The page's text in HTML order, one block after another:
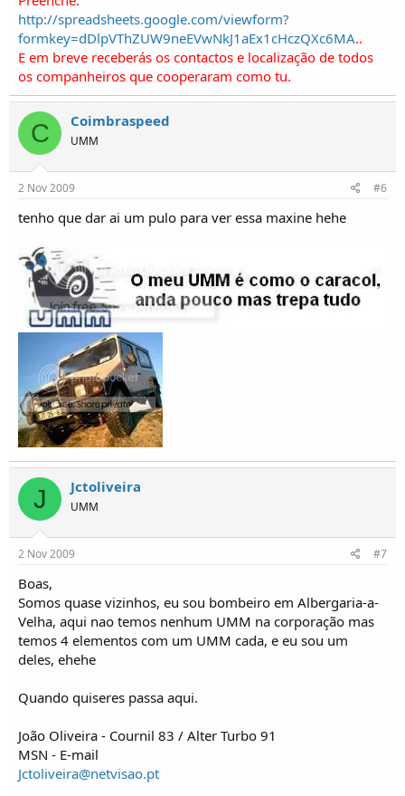
http://spreadsheets.google.com/viewform?
formkey=dDlpVThZUW9neEVwNkJ1aEx1cHczQXc6MA..
E em breve receberás os contactos e localização de todos
os companheiros que cooperaram como tu.
C Coimbraspeed
UMM
2 Nov 2009 #6
tenho que dar ai um pulo para ver essa maxine hehe
J Jctoliveira
UMM
2 Nov 2009 #7
Boas,
Somos quase vizinhos, eu sou bombeiro em Albergaria-a-
Velha, aqui nao temos nenhum UMM na corporação mas
temos 4 elementos com um UMM cada, e eu sou um
deles, ehehe
Quando quiseres passa aqui.
João Oliveira - Cournil 83 / Alter Turbo 91
MSN - E-mail
Jctoliveira@netvisao.pt